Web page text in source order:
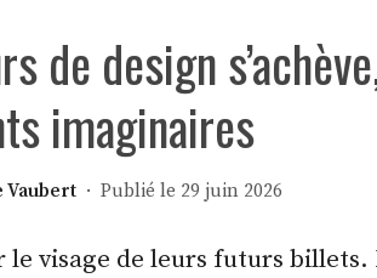
de design
imaginaires
Vaubert· Publié le 29 juin 2026
visage de leurs futurs